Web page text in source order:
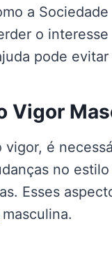
a
o
pode
Vigor
vigor, é
no
Esses
masculina.